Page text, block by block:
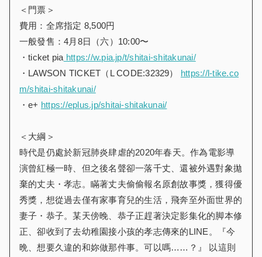
＜門票＞
費用：全席指定 8,500円
一般發售：4月8日（六）10:00〜
・ticket pia https://w.pia.jp/t/shitai-shitakunai/
・LAWSON TICKET（L CODE:32329） https://l-tike.co
m/shitai-shitakunai/
・e+ https://eplus.jp/shitai-shitakunai/
＜大綱＞
時代是仍處於新冠肺炎肆虐的2020年春天。作為電影導
演曾紅極一時、但之後名聲卻一落千丈、還被外遇對象拋
棄的丈夫・孝志。瞞著丈夫偷偷報名原創故事獎，獲得優
秀獎，想從過去僅有家事育兒的生活，飛奔至外面世界的
妻子・恭子。某天傍晚、恭子正趕著決定影集化的脚本修
正、卻收到了去幼稚園接小孩的孝志傳來的LINE。『今
晩、想要久違的和妳做那件事。可以嗎……？』 以這則